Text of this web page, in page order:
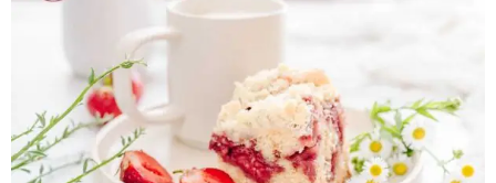
Przetwory